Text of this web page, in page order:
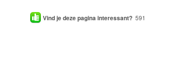
Vind je deze pagina interessant? 591